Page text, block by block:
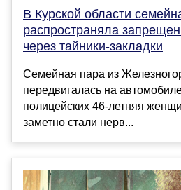
В Курской области
распространяла
через тайники-закладки
Семейная пара из
передвигалась на
полицейских 46-летняя
заметно стали нерв...